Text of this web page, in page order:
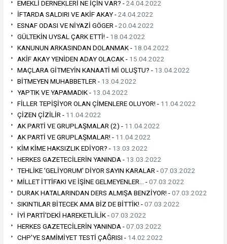
EMEKLİ DERNEKLERİ NE İÇİN VAR? -24.04.2022
İFTARDA SALDIRI VE AKİF AKAY -24.04.2022
ESNAF ODASI VE NİYAZİ GÖGER -20.04.2022
GÜLTEKİN UYSAL ÇARK ETTİ! - 18.04.2022
KANUNUN ARKASINDAN DOLANMAK - 18.04.2022
AKİF AKAY YENİDEN ADAY OLACAK - 15.04.2022
MAÇLARA GİTMEYİN KANAATİ Mİ OLUŞTU? - 13.04.2022
BİTMEYEN MUHABBETLER - 13.04.2022
YAPTIK VE YAPAMADIK - 13.04.2022
FİLLER TEPİŞİYOR OLAN ÇİMENLERE OLUYOR! - 11.04.2022
ÇİZEN ÇİZİLİR - 11.04.2022
AK PARTİ VE GRUPLAŞMALAR (2) - 11.04.2022
AK PARTİ VE GRUPLAŞMALAR! - 11.04.2022
KİM KİME HAKSIZLIK EDİYOR? - 13.03.2022
HERKES GAZETECİLERİN YANINDA - 13.03.2022
TEHLİKE 'GELİYORUM' DİYOR SAYIN KARALAR -07.03.2022
MİLLET İTTİFAKI VE İŞİNE GELMEYENLER… -07.03.2022
DURAK HATALARINDAN DERS ALMIŞA BENZİYOR! -07.03.2022
SIKINTILAR BİTECEK AMA BİZ DE BİTTİK! -07.03.2022
İYİ PARTİ'DEKİ HAREKETLİLİK -07.03.2022
HERKES GAZETECİLERİN YANINDA -07.03.2022
CHP'YE SAMİMİYET TESTİ ÇAĞRISI - 14.02.2022